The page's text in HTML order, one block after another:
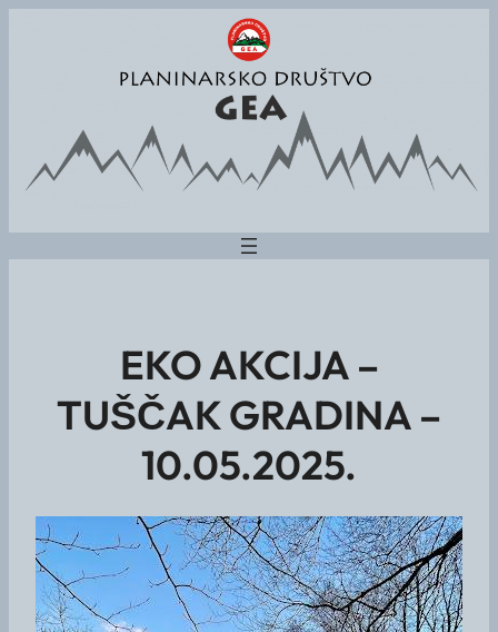
EKO AKCIJA –
TUŠČAK GRADINA –
10.05.2025.